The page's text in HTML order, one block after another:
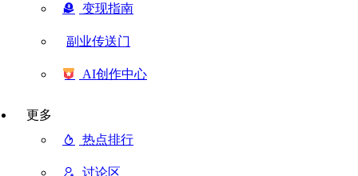
变现指南
副业传送门
AI创作中心
更多
热点排行
讨论区